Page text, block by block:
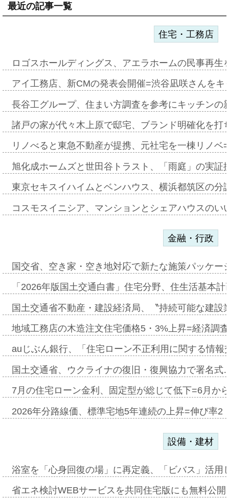
最近の記事一覧
住宅・工務店
ロゴスホールディングス、アエラホームの民事再
アイ工務店、新CMの発表会開催=渋谷凪咲さんを
長谷工グループ、住まい方調査を参考にキッチン
諸戸の家が代々木上原で邸宅、ブランド明確化を
リノべると東急不動産が提携、元社宅を一棟リノ
旭化成ホームズと世田谷トラスト、「雨庭」の実
東京セキスイハイムとベンハウス、横浜都筑区の
コスモスイニシア、マンションとシェアハウスの
金融・行政
国交省、空き家・空き地対応で新たな施策パッケ
「2026年版国土交通白書」住宅分野、住生活基本
国土交通省不動産・建設経済局、〝持続可能な建
地域工務店の木造注文住宅価格5・3%上昇=経済調
auじぶん銀行、「住宅ローン不正利用に関する情
国土交通省、ウクライナの復旧・復興協力で署名
7月の住宅ローン金利、固定型が総じて低下=6月か
2026年分路線価、標準宅地5年連続の上昇=伸び率
設備・建材
浴室を「心身回復の場」に再定義、「ビバス」活
省エネ検討WEBサービスを共同住宅版にも無料公